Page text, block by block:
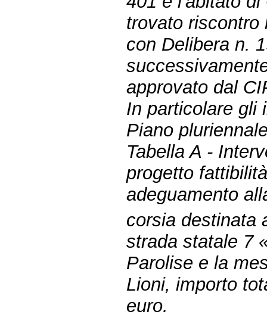
trovato riscontro
con Delibera n.
approvato dal
In particolare gli
Piano
Tabella A -
progetto
adeguamento
corsia destinata
strada statale 7
Parolise e la
Lioni, importo
euro.